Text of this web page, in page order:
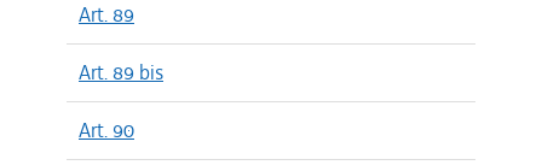
Art. 89
Art. 89 bis
Art. 90